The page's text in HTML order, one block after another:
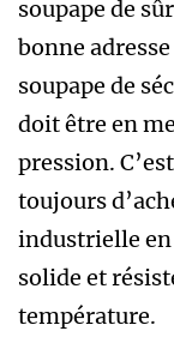
soupape de
bonne
soupape de
doit être en
pression.
toujours
industrielle en
solide et
température.